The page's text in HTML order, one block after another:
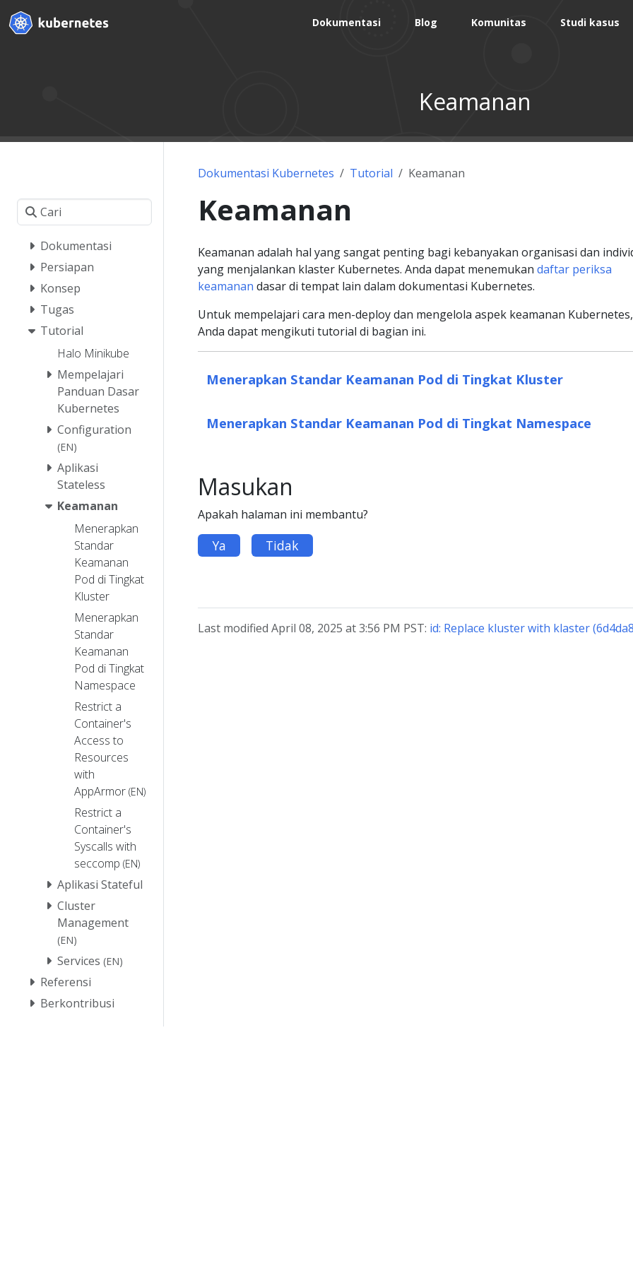
Dokumentasi Blog Komunitas Studi kasus
Keamanan
Dokumentasi
Persiapan
Konsep
Tugas
Tutorial
Halo Minikube
Mempelajari
Panduan Dasar
Kubernetes
Configuration
(EN)
Aplikasi
Stateless
Keamanan
Menerapkan
Standar
Keamanan
Pod di Tingkat
Kluster
Menerapkan
Standar
Keamanan
Pod di Tingkat
Namespace
Restrict a
Container's
Access to
Resources
with
AppArmor (EN)
Restrict a
Container's
Syscalls with
seccomp (EN)
Aplikasi Stateful
Cluster
Management
(EN)
Services (EN)
Referensi
Berkontribusi
Dokumentasi Kubernetes Tutorial Keamanan
Keamanan
Keamanan adalah hal yang sangat penting bagi kebanyakan organisasi dan
yang menjalankan klaster Kubernetes. Anda dapat menemukan daftar periksa
keamanan dasar di tempat lain dalam dokumentasi Kubernetes.
Untuk mempelajari cara men-deploy dan mengelola aspek keamanan Kubernetes,
Anda dapat mengikuti tutorial di bagian ini.
Menerapkan Standar Keamanan Pod di Tingkat Kluster
Menerapkan Standar Keamanan Pod di Tingkat Namespace
Masukan
Apakah halaman ini membantu?
Ya Tidak
Last modified April 08, 2025 at 3:56 PM PST: id: Replace kluster with klaster